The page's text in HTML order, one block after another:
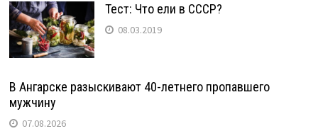
Тест: Что ели в СССР?
08.03.2019
В Ангарске разыскивают 40-летнего пропавшего
мужчину
07.08.2026